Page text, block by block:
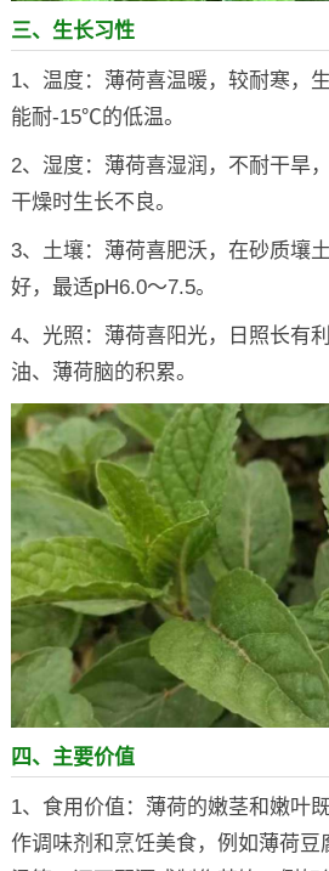
三、生长习性
1、温度：薄荷喜温暖，较耐寒，
能耐-15℃的低温。
2、湿度：薄荷喜湿润，不耐干旱
干燥时生长不良。
3、土壤：薄荷喜肥沃，在砂质壤
好，最适pH6.0～7.5。
4、光照：薄荷喜阳光，日照长有
油、薄荷脑的积累。
四、主要价值
1、食用价值：薄荷的嫩茎和嫩叶
作调味剂和烹饪美食，例如薄荷豆